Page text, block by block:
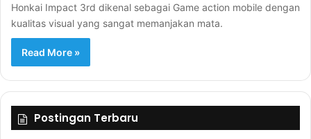
Honkai Impact 3rd dikenal sebagai Game action mobile dengan
kualitas visual yang sangat memanjakan mata.
Read More »
Postingan Terbaru